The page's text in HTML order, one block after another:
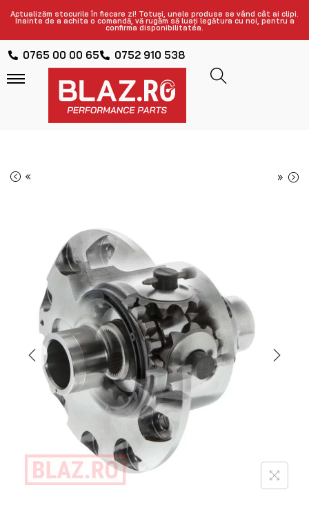
Actualizăm stocurile în fiecare zi! Totuși, unele produse se vând cât ai clipi.
Înainte de a achita o comandă, vă rugăm să luați legătura cu noi, pentru a
confirma disponibilitatea.
0765 00 00 65 0752 910 538
« »